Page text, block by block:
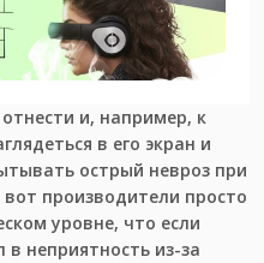
и, например, к
в его экран и
острый невроз при
производители просто
уровне, что если
неприятность из-за